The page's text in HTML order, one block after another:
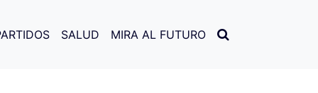
SALUD MIRA AL FUTURO